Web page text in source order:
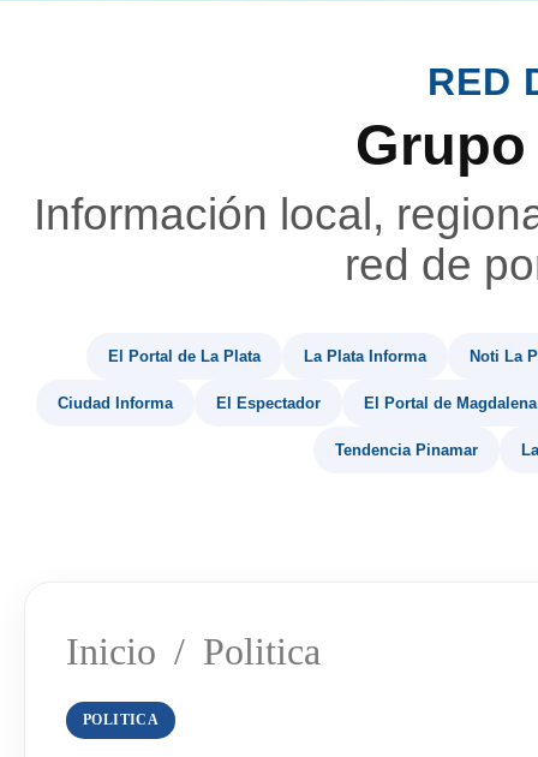
RED
Información local,
red de
El Portal de La Plata La Plata Informa Noti La
Ciudad Informa El Espectador El Portal de Magdalena
Tendencia Pinamar
Inicio / Politica
POLITICA